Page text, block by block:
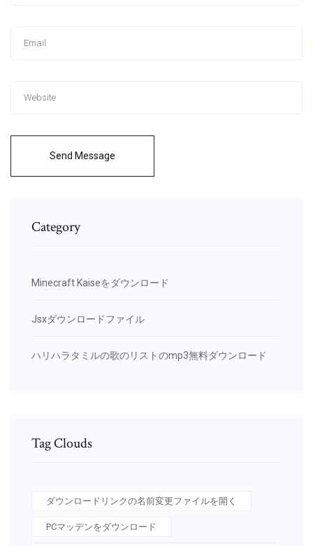
Send Message
Category
Minecraft Kaiseをダウンロード
Jsxダウンロードファイル
ハリハラタミルの歌のリストのmp3無料ダウンロード
Tag Clouds
ダウンロードリンクの名前変更ファイルを開く
PCマッデンをダウンロード